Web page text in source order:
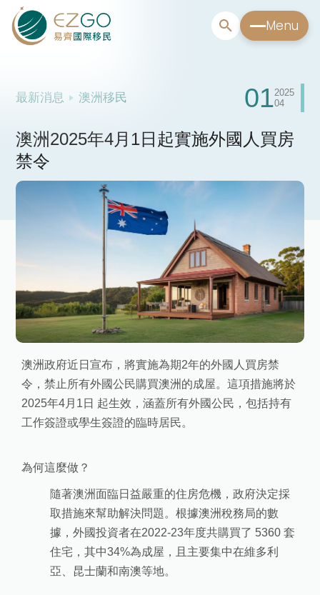
Menu
最新消息 澳洲移民 012025
04
澳洲2025年4月1日起實施外國人買房
禁令
澳洲政府近日宣布，將實施為期2年的外國人買房禁
令，禁止所有外國公民購買澳洲的成屋。這項措施將於
2025年4月1日 起生效，涵蓋所有外國公民，包括持有
工作簽證或學生簽證的臨時居民。
為何這麼做？
隨著澳洲面臨日益嚴重的住房危機，政府決定採
取措施來幫助解決問題。根據澳洲稅務局的數
據，外國投資者在2022-23年度共購買了 5360 套
住宅，其中34%為成屋，且主要集中在維多利
亞、昆士蘭和南澳等地。